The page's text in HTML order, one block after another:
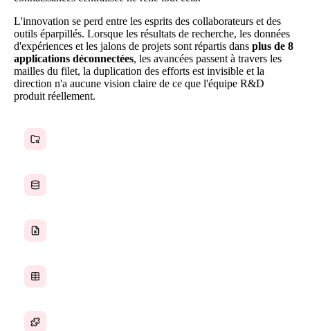
L'innovation se perd entre les esprits des collaborateurs et des
outils éparpillés. Lorsque les résultats de recherche, les données
d'expériences et les jalons de projets sont répartis dans plus de 8
applications déconnectées, les avancées passent à travers les
mailles du filet, la duplication des efforts est invisible et la
direction n'a aucune vision claire de ce que l'équipe R&D
produit réellement.